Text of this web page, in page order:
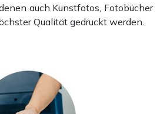
auch Kunstfotos, Fotobücher
Qualität gedruckt werden.